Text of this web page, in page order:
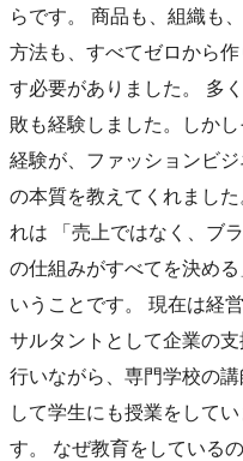
らです。 商品も、組織も
方法も、すべてゼロから作
す必要がありました。 多
敗も経験しました。しか
経験が、ファッションビジ
の本質を教えてくれました
れは 「売上ではなく、ブ
の仕組みがすべてを決める
いうことです。 現在は経
サルタントとして企業の支
行いながら、専門学校の講
して学生にも授業をしてい
す。 なぜ教育をしているの